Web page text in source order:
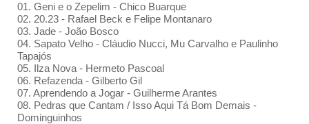
01. Geni e o Zepelim - Chico Buarque
02. 20.23 - Rafael Beck e Felipe Montanaro
03. Jade - João Bosco
04. Sapato Velho - Cláudio Nucci, Mu Carvalho e Paulinho
Tapajós
05. Ilza Nova - Hermeto Pascoal
06. Refazenda - Gilberto Gil
07. Aprendendo a Jogar - Guilherme Arantes
08. Pedras que Cantam / Isso Aqui Tá Bom Demais -
Dominguinhos